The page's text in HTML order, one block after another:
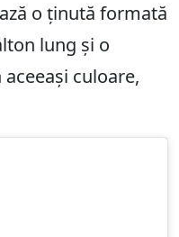
o ținută formată
lung și o
culoare,